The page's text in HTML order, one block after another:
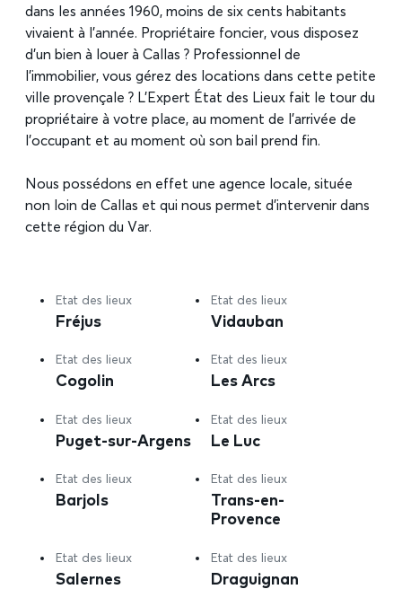
dans les années 1960, moins de six cents habitants
vivaient à l’année. Propriétaire foncier, vous disposez
d’un bien à louer à Callas ? Professionnel de
l’immobilier, vous gérez des locations dans cette petite
ville provençale ? L’Expert État des Lieux fait le tour du
propriétaire à votre place, au moment de l’arrivée de
l’occupant et au moment où son bail prend fin.
Nous possédons en effet une agence locale, située
non loin de Callas et qui nous permet d’intervenir dans
cette région du Var.
Etat des lieux
Fréjus
Etat des lieux
Vidauban
Etat des lieux
Cogolin
Etat des lieux
Les Arcs
Etat des lieux
Puget-sur-Argens
Etat des lieux
Le Luc
Etat des lieux
Barjols
Etat des lieux
Trans-en-
Provence
Etat des lieux
Salernes
Etat des lieux
Draguignan